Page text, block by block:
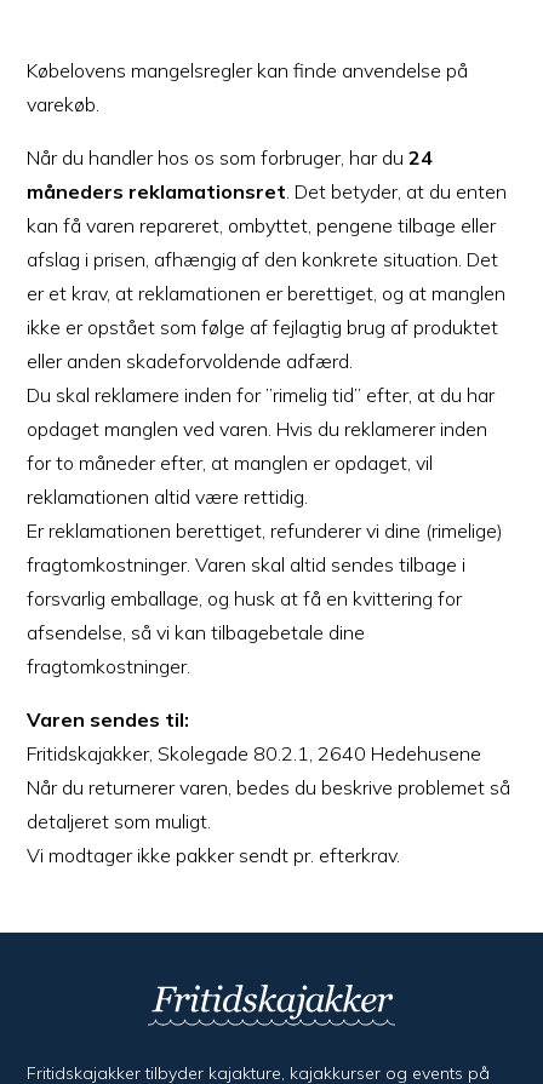
Købelovens mangelsregler kan finde anvendelse på
varekøb.
Når du handler hos os som forbruger, har du24
måneders reklamationsret . Det betyder, at du enten
kan få varen repareret, ombyttet, pengene tilbage eller
afslag i prisen, afhængig af den konkrete situation. Det
er et krav, at reklamationen er berettiget, og at manglen
ikke er opstået som følge af fejlagtig brug af produktet
eller anden skadeforvoldende adfærd.
Du skal reklamere inden for ”rimelig tid” efter, at du har
opdaget manglen ved varen. Hvis du reklamerer inden
for to måneder efter, at manglen er opdaget, vil
reklamationen altid være rettidig.
Er reklamationen berettiget, refunderer vi dine (rimelige)
fragtomkostninger. Varen skal altid sendes tilbage i
forsvarlig emballage, og husk at få en kvittering for
afsendelse, så vi kan tilbagebetale dine
fragtomkostninger.
Varen sendes til:
Fritidskajakker, Skolegade 80.2.1, 2640 Hedehusene
Når du returnerer varen, bedes du beskrive problemet så
detaljeret som muligt.
Vi modtager ikke pakker sendt pr. efterkrav.
Fritidskajakker tilbyder kajak­ture, kajak­kurser og events på